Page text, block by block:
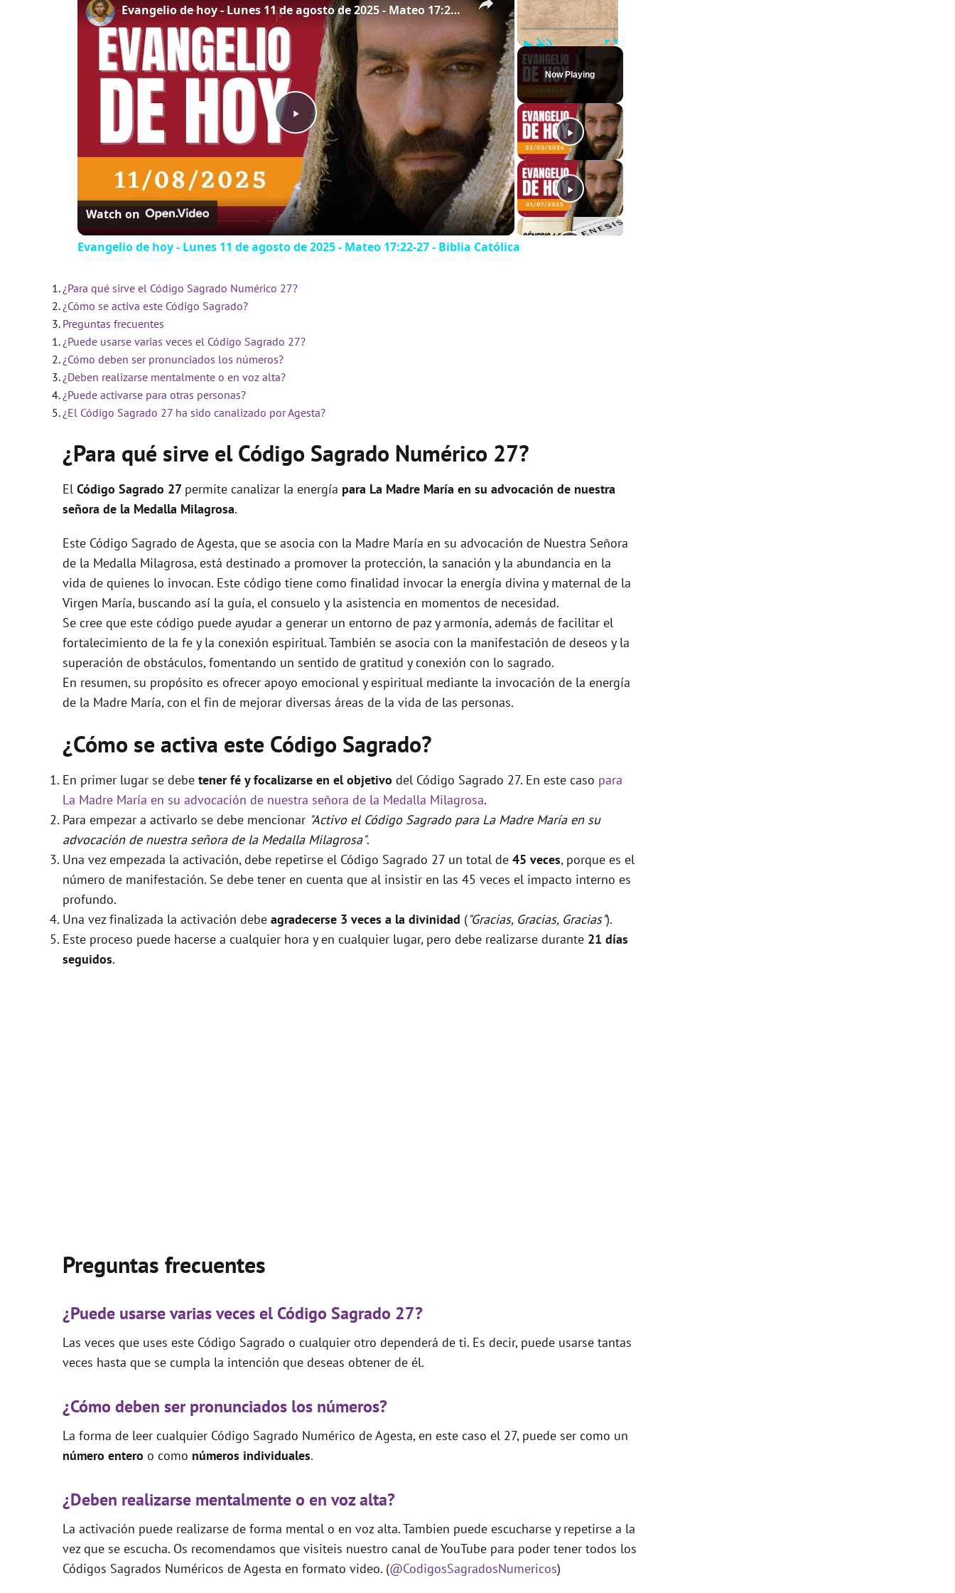
PlayUnmute Fullscreen
Now Playing
P
a
i
Evangelio de hoy - Lunes 11 de agosto de 2025 - Mateo 17:22-27 - Biblia Católica
Watch on
Evangelio de hoy - Lunes 11 de agosto de 2025 - Mateo 17:22-27 - Biblia Católica
¿Para qué sirve el Código Sagrado Numérico 27?
¿Cómo se activa este Código Sagrado?
Preguntas frecuentes
¿Puede usarse varias veces el Código Sagrado 27?
¿Cómo deben ser pronunciados los números?
¿Deben realizarse mentalmente o en voz alta?
¿Puede activarse para otras personas?
¿El Código Sagrado 27 ha sido canalizado por Agesta?
¿Para qué sirve el Código Sagrado Numérico 27?
El Código Sagrado 27 permite canalizar la energía para La Madre María en su advocación de nuestra
señora de la Medalla Milagrosa.
Este Código Sagrado de Agesta, que se asocia con la Madre María en su advocación de Nuestra Señora
de la Medalla Milagrosa, está destinado a promover la protección, la sanación y la abundancia en la
vida de quienes lo invocan. Este código tiene como finalidad invocar la energía divina y maternal de la
Virgen María, buscando así la guía, el consuelo y la asistencia en momentos de necesidad.
Se cree que este código puede ayudar a generar un entorno de paz y armonía, además de facilitar el
fortalecimiento de la fe y la conexión espiritual. También se asocia con la manifestación de deseos y la
superación de obstáculos, fomentando un sentido de gratitud y conexión con lo sagrado.
En resumen, su propósito es ofrecer apoyo emocional y espiritual mediante la invocación de la energía
de la Madre María, con el fin de mejorar diversas áreas de la vida de las personas.
¿Cómo se activa este Código Sagrado?
En primer lugar se debe tener fé y focalizarse en el objetivo del Código Sagrado 27. En este caso para
La Madre María en su advocación de nuestra señora de la Medalla Milagrosa.
Para empezar a activarlo se debe mencionar "Activo el Código Sagrado para La Madre María en su
advocación de nuestra señora de la Medalla Milagrosa".
Una vez empezada la activación, debe repetirse el Código Sagrado 27 un total de 45 veces, porque es el
número de manifestación. Se debe tener en cuenta que al insistir en las 45 veces el impacto interno es
profundo.
Una vez finalizada la activación debe agradecerse 3 veces a la divinidad ("Gracias, Gracias, Gracias").
Este proceso puede hacerse a cualquier hora y en cualquier lugar, pero debe realizarse durante 21 días
seguidos.
Preguntas frecuentes
¿Puede usarse varias veces el Código Sagrado 27?
Las veces que uses este Código Sagrado o cualquier otro dependerá de ti. Es decir, puede usarse tantas
veces hasta que se cumpla la intención que deseas obtener de él.
¿Cómo deben ser pronunciados los números?
La forma de leer cualquier Código Sagrado Numérico de Agesta, en este caso el 27, puede ser como un
número entero o como números individuales.
¿Deben realizarse mentalmente o en voz alta?
La activación puede realizarse de forma mental o en voz alta. Tambien puede escucharse y repetirse a la
vez que se escucha. Os recomendamos que visiteis nuestro canal de YouTube para poder tener todos los
Códigos Sagrados Numéricos de Agesta en formato video. (@CodigosSagradosNumericos)